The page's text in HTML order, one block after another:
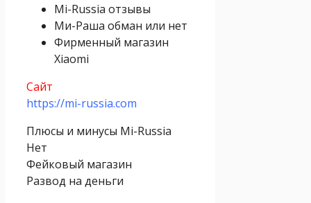
Mi-Russia отзывы
Ми-Раша обман или нет
Фирменный магазин
Xiaomi
Сайт
https://mi-russia.com
Плюсы и минусы Mi-Russia
Нет
Фейковый магазин
Развод на деньги